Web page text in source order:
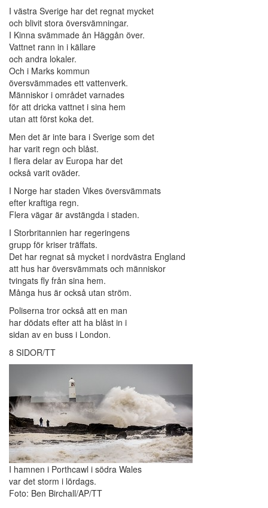
I västra Sverige har det regnat mycket
och blivit stora översvämningar.
I Kinna svämmade ån Häggån över.
Vattnet rann in i källare
och andra lokaler.
Och i Marks kommun
översvämmades ett vattenverk.
Människor i området varnades
för att dricka vattnet i sina hem
utan att först koka det.
Men det är inte bara i Sverige som det
har varit regn och blåst.
I flera delar av Europa har det
också varit oväder.
I Norge har staden Vikes översvämmats
efter kraftiga regn.
Flera vägar är avstängda i staden.
I Storbritannien har regeringens
grupp för kriser träffats.
Det har regnat så mycket i nordvästra England
att hus har översvämmats och människor
tvingats fly från sina hem.
Många hus är också utan ström.
Poliserna tror också att en man
har dödats efter att ha blåst in i
sidan av en buss i London.
8 SIDOR/TT
I hamnen i Porthcawl i södra Wales
var det storm i lördags.
Foto: Ben Birchall/AP/TT